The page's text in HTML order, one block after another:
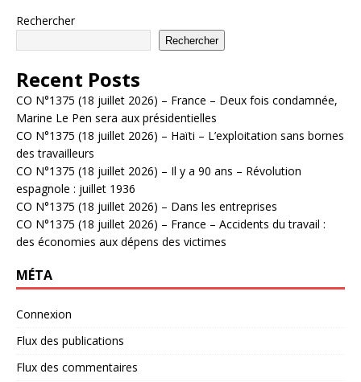
Rechercher
Rechercher
Recent Posts
CO N°1375 (18 juillet 2026) – France – Deux fois condamnée,
Marine Le Pen sera aux présidentielles
CO N°1375 (18 juillet 2026) – Haïti – L’exploitation sans bornes
des travailleurs
CO N°1375 (18 juillet 2026) – Il y a 90 ans – Révolution
espagnole : juillet 1936
CO N°1375 (18 juillet 2026) – Dans les entreprises
CO N°1375 (18 juillet 2026) – France – Accidents du travail :
des économies aux dépens des victimes
MÉTA
Connexion
Flux des publications
Flux des commentaires